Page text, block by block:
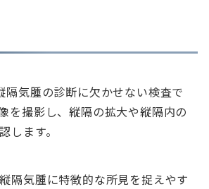
隔気腫の診断に欠かせない検査で
を撮影し、縦隔の拡大や縦隔内の
します。
隔気腫に特徴的な所見を捉えやす